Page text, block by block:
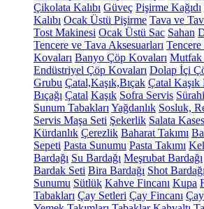
Çikolata Kalıbı Güveç Pişirme Kağıdı
Kalıbı Ocak Üstü Pişirme Tava ve
Tost Makinesi Ocak Üstü Sac Sahan
Tencere ve Tava Aksesuarları
Kovaları Banyo Çöp Kovaları Mutfak
Endüstriyel Çöp Kovaları Dolap İçi
Grubu Çatal,Kaşık,Bıçak Çatal Kaşık
Bıçağı Çatal Kaşık Sofra Servis Sürahi
Sunum Tabakları Yağdanlık Sosluk,
Servis Maşa Seti Şekerlik Salata
Kürdanlık Çerezlik Baharat Takımı
Sepeti Pasta Sunumu Pasta Takımı
Bardağı Su Bardağı Meşrubat Bardağı
Bardak Seti Bira Bardağı Shot Bardağı
Sunumu Sütlük Kahve Fincanı Kupa
Tabakları Çay Setleri Çay Fincanı